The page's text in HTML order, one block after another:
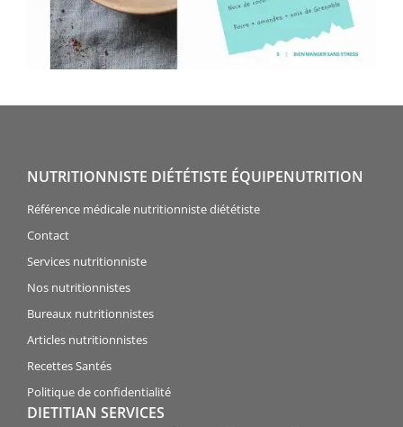
NUTRITIONNISTE DIÉTÉTISTE ÉQUIPENUTRITION
Référence médicale nutritionniste diététiste
Contact
Services nutritionniste
Nos nutritionnistes
Bureaux nutritionnistes
Articles nutritionnistes
Recettes Santés
Politique de confidentialité
DIETITIAN SERVICES